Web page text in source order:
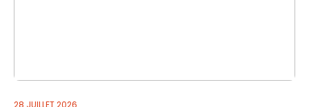
28 JUILLET 2026